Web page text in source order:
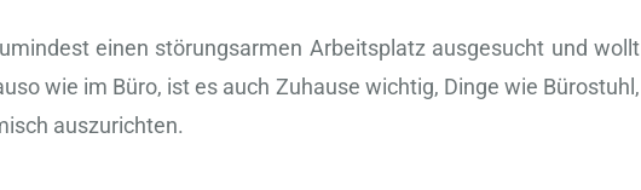
einen störungsarmen Arbeitsplatz ausgesucht und wollt
wie im Büro, ist es auch Zuhause wichtig, Dinge wie Bürostuhl,
auszurichten.